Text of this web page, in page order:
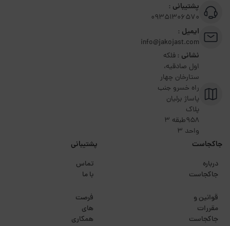
پشتیبانی :
09351306570
ایمیل :
info@jakojast.com
نشانی :فلکه
اول صادقیه،
ستارخان چهار
راه خسرو جنب
پاساژ برلیان
پلاک
۹۵۸طبقه 3
واحد 3
جاکجاست
درباره
جاکجاست
قوانین و
مقررات
جاکجاست
پشتیبانی
تماس
با ما
فرصت
های
همکاری